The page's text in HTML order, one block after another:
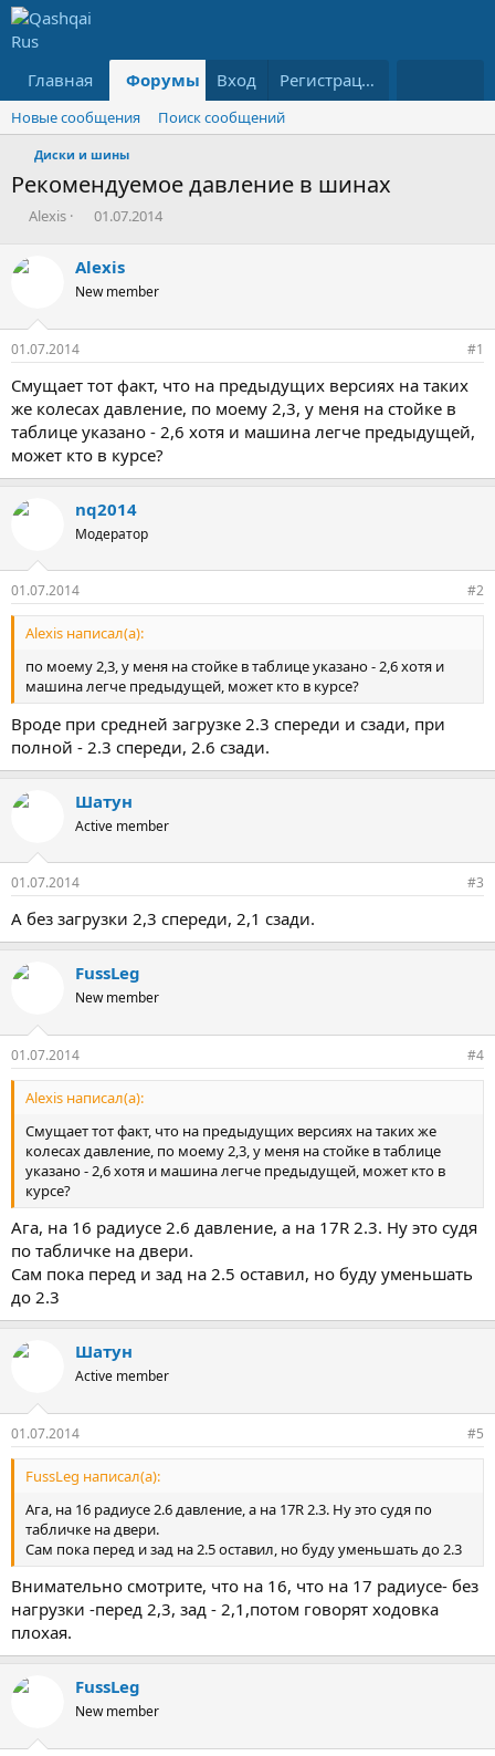
Главная Форумы Что нового?
Вход Регистрация
Новые сообщения Поиск сообщений
Диски и шины
Рекомендуемое давление в шинах
А
о
е
м
Alexis
Д
а
н
ч
а
01.07.2014
Alexis
New member
01.07.2014 #1
Смущает тот факт, что на предыдущих версиях на таких
же колесах давление, по моему 2,3, у меня на стойке в
таблице указано - 2,6 хотя и машина легче предыдущей,
может кто в курсе?
nq2014
Модератор
01.07.2014 #2
Alexis написал(а):
по моему 2,3, у меня на стойке в таблице указано - 2,6 хотя и
машина легче предыдущей, может кто в курсе?
Вроде при средней загрузке 2.3 спереди и сзади, при
полной - 2.3 спереди, 2.6 сзади.
Шатун
Active member
01.07.2014 #3
А без загрузки 2,3 спереди, 2,1 сзади.
FussLeg
New member
01.07.2014 #4
Alexis написал(а):
Смущает тот факт, что на предыдущих версиях на таких же
колесах давление, по моему 2,3, у меня на стойке в таблице
указано - 2,6 хотя и машина легче предыдущей, может кто в
курсе?
Ага, на 16 радиусе 2.6 давление, а на 17R 2.3. Ну это судя
по табличке на двери.
Сам пока перед и зад на 2.5 оставил, но буду уменьшать
до 2.3
Шатун
Active member
01.07.2014 #5
FussLeg написал(а):
Ага, на 16 радиусе 2.6 давление, а на 17R 2.3. Ну это судя по
табличке на двери.
Сам пока перед и зад на 2.5 оставил, но буду уменьшать до 2.3
Внимательно смотрите, что на 16, что на 17 радиусе- без
нагрузки -перед 2,3, зад - 2,1,потом говорят ходовка
плохая.
FussLeg
New member